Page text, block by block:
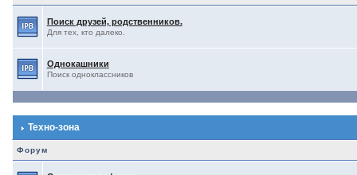
Поиск друзей, родственников.
Для тех, кто далеко.
Однокашники
Поиск одноклассников
Техно-зона
Форум